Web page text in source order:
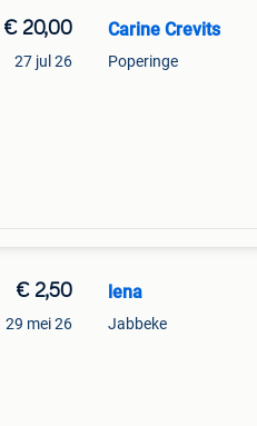
€ 20,00
27 jul 26
Carine Crevits
Poperinge
€ 2,50
29 mei 26
lena
Jabbeke